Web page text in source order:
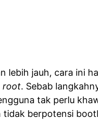
lebih jauh, cara ini
root. Sebab
tak perlu
tidak berpotensi